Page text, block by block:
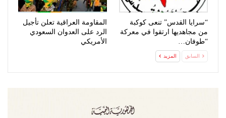
“سرايا القدس” تنعى كوكبة
من مجاهديها ارتقوا في معركة
“طوفان…
المقاومة العراقية تعلن تأجيل
الرد على العدوان السعودي
الأمريكي
السابق المزيد